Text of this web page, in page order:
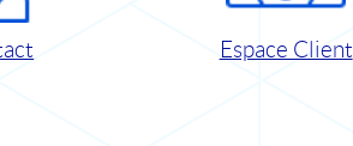
Espace Client